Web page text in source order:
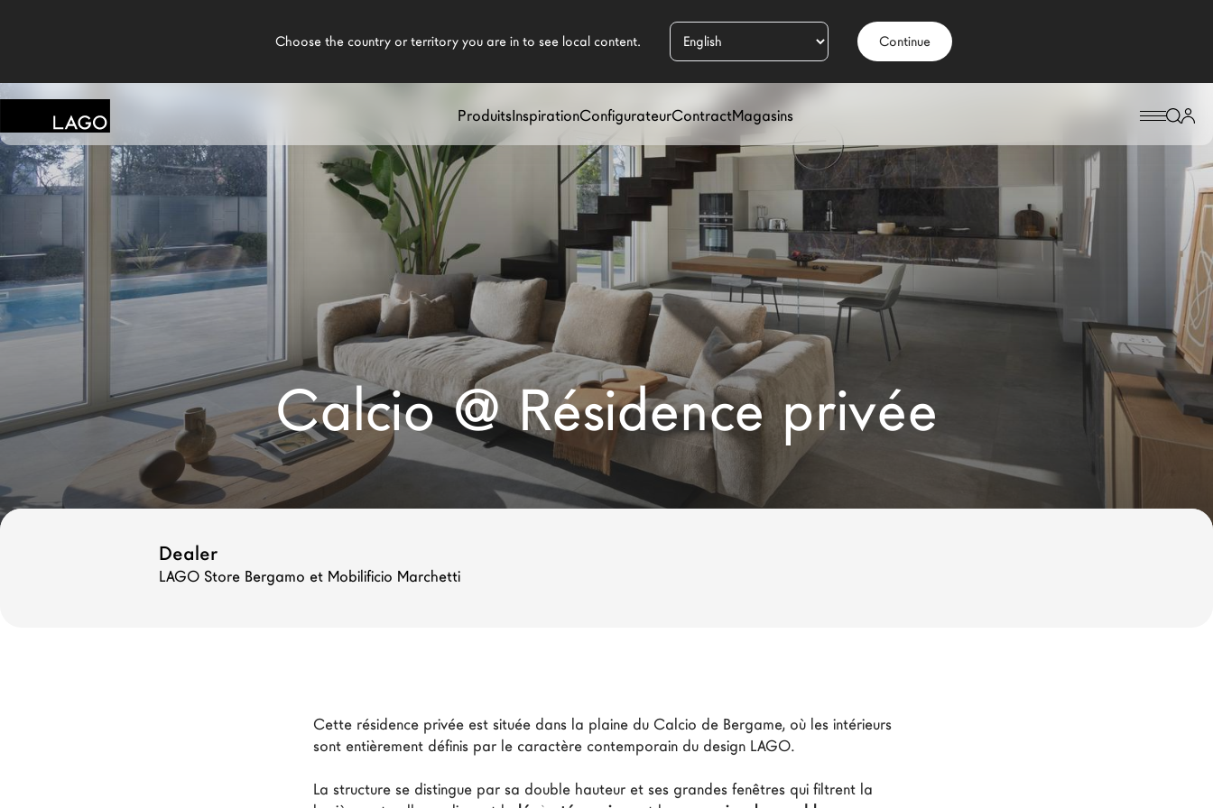
Continue
ProduitsInspirationConfigurateurContractMagasins
Produits
Inspiration
Configurateur
Magasins
Nouveaux Produits MDW26
Promotions
La Brand
LAGO Homes
LAGO
Calcio @ Résidence privée
Dealer
LAGO Store Bergamo et Mobilificio Marchetti
Cette résidence privée est située dans la plaine du Calcio de Bergame, où les intérieurs
sont entièrement définis par le caractère contemporain du design LAGO.
La structure se distingue par sa double hauteur et ses grandes fenêtres qui filtrent la